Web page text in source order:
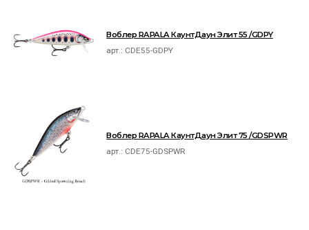
Воблер RAPALA КаунтДаун Элит 55 /GDPY
арт.: CDE55-GDPY
Воблер RAPALA КаунтДаун Элит 75 /GDSPWR
арт.: CDE75-GDSPWR